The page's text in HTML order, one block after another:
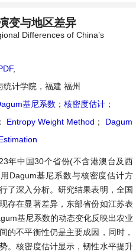
变与地区差异
Differences of China’s
,
统计学院，福建 福州
基尼系数 ； 核密度估计 ；
； Entropy Weight Method ；
Dagum
年中国30个省份(不含港澳台及西
Dagum基尼系数与核密度估计方
了深入分析。研究结果表明，全国
存在显著差异，东部省份如江苏表
基尼系数的动态变化反映出农业
的不平衡性仍是主要成因，同时，
。核密度估计显示，韧性水平提升